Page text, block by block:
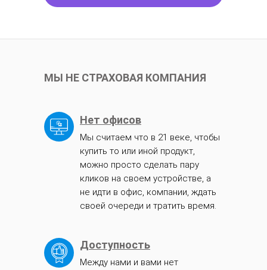
МЫ НЕ СТРАХОВАЯ КОМПАНИЯ
Нет офисов
Мы считаем что в 21 веке, чтобы
купить то или иной продукт,
можно просто сделать пару
кликов на своем устройстве, а
не идти в офис, компании, ждать
своей очереди и тратить время.
Доступность
Между нами и вами нет